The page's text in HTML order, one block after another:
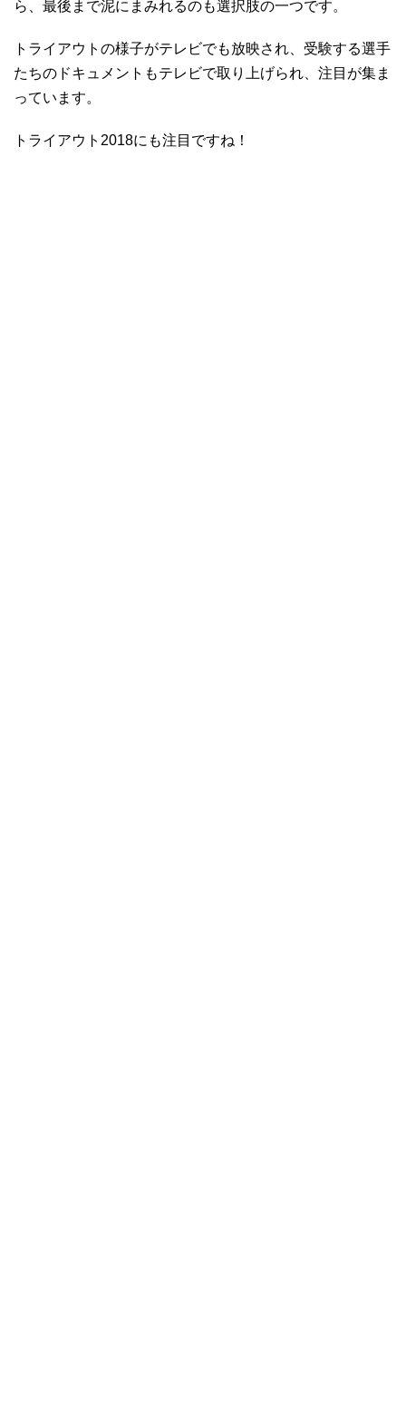
ら、最後まで泥にまみれるのも選択肢の一つです。
トライアウトの様子がテレビでも放映され、受験する選手
たちのドキュメントもテレビで取り上げられ、注目が集ま
っています。
トライアウト2018にも注目ですね！